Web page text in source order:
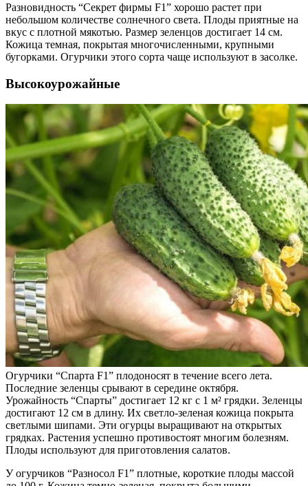
Разновидность “Секрет фирмы F1” хорошо растет при
небольшом количестве солнечного света. Плоды приятные на
вкус с плотной мякотью. Размер зеленцов достигает 14 см.
Кожица темная, покрытая многочисленными, крупными
бугорками. Огурчики этого сорта чаще используют в засолке.
Высокоурожайные
Огурчики “Спарта F1” плодоносят в течение всего лета.
Последние зеленцы срывают в середине октября.
Урожайность “Спарты” достигает 12 кг с 1 м² грядки. Зеленцы
достигают 12 см в длину. Их светло-зеленая кожица покрыта
светлыми шипами. Эти огурцы выращивают на открытых
грядках. Растения успешно противостоят многим болезням.
Плоды используют для приготовления салатов.
У огурчиков “Разносол F1” плотные, короткие плоды массой